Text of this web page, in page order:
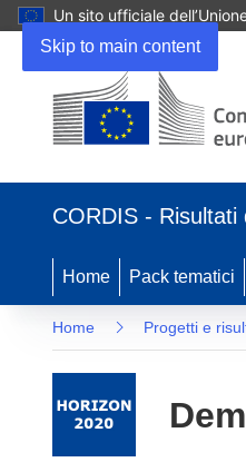
Skip to main content
Un sito ufficiale
in
nuova
finestra)
CORDIS - Risultati
Home Pack tematici
Home Progetti e